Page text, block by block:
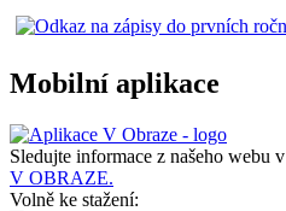
Mobilní aplikace
Sledujte informace z našeho webu v
V OBRAZE.
Volně ke stažení: